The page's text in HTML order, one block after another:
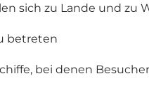
sich zu Lande und zu
betreten
bei denen